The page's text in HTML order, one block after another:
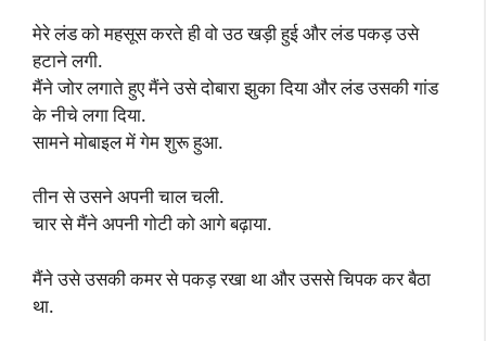
मेरे लंड को महसूस करते ही वो उठ खड़ी हुई और लंड पकड़ उसे
हटाने लगी.
मैंने जोर लगाते हुए मैंने उसे दोबारा झुका दिया और लंड उसकी गांड
के नीचे लगा दिया.
सामने मोबाइल में गेम शुरू हुआ.
तीन से उसने अपनी चाल चली.
चार से मैंने अपनी गोटी को आगे बढ़ाया.
मैंने उसे उसकी कमर से पकड़ रखा था और उससे चिपक कर बैठा
था.